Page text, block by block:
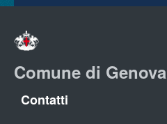
Comune di Genova
Contatti